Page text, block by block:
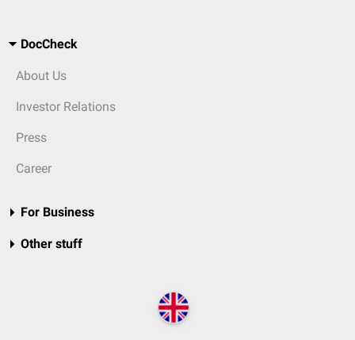
DocCheck
About Us
Investor Relations
Press
Career
For Business
Other stuff